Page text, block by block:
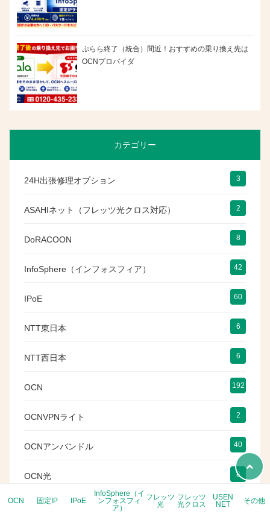
ぷらら終了（統合）間近！おすすめの乗り換え先は
OCNプロバイダ
カテゴリー
24H出張修理オプション 3
ASAHIネット（フレッツ光クロス対応） 2
DoRACOON 8
InfoSphere（インフォスフィア） 42
IPoE 60
NTT東日本 6
NTT西日本 6
OCN 192
OCNVPNライト 2
OCNアンバンドル 40
OCN光 8
USEN NET
OCN 固定IP IPoE
InfoSphere（イ
ンフォスフィ
ア）
フレッツ
光
フレッツ
光クロス
USEN
NET
その他